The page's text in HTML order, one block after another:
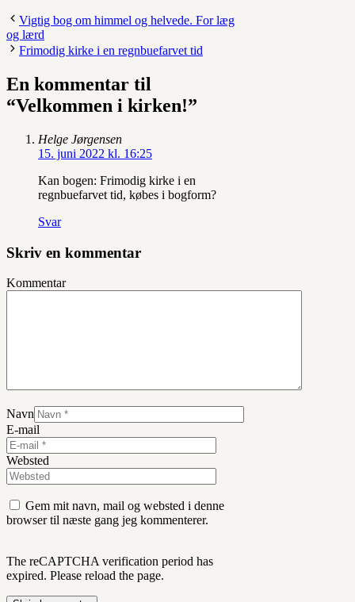
Vigtig bog om himmel og helvede. For læg
og lærd
Frimodig kirke i en regnbuefarvet tid
En kommentar til
“Velkommen i kirken!”
Helge Jørgensen
15. juni 2022 kl. 16:25
Kan bogen: Frimodig kirke i en
regnbuefarvet tid, købes i bogform?
Svar
Skriv en kommentar
Kommentar
Navn
E-mail
Websted
Gem mit navn, mail og websted i denne
browser til næste gang jeg kommenterer.
The reCAPTCHA verification period has
expired. Please reload the page.